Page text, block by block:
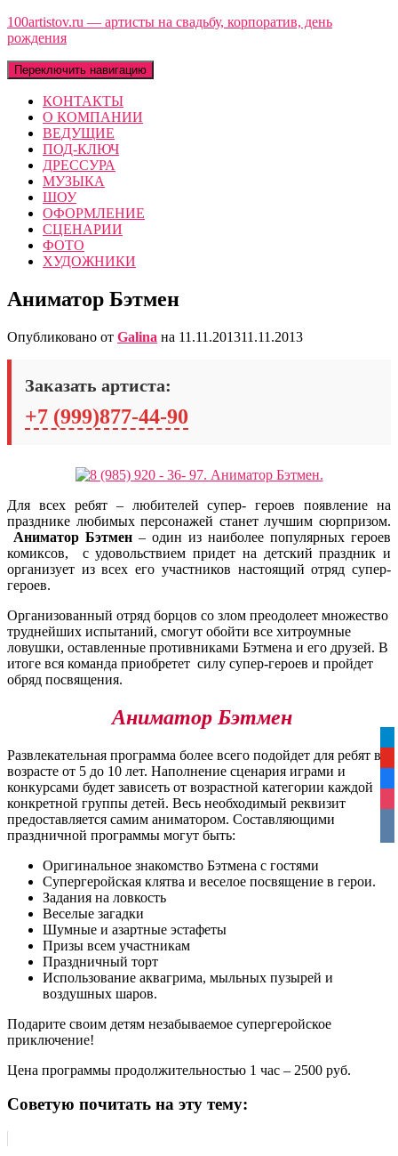
100artistov.ru — артисты на свадьбу, корпоратив, день
рождения
Переключить навигацию
КОНТАКТЫ
О КОМПАНИИ
ВЕДУЩИЕ
ПОД-КЛЮЧ
ДРЕССУРА
МУЗЫКА
ШОУ
ОФОРМЛЕНИЕ
СЦЕНАРИИ
ФОТО
ХУДОЖНИКИ
Аниматор Бэтмен
Опубликовано от Galina на 11.11.201311.11.2013
Заказать артиста:
+7 (999)877-44-90
Для всех ребят – любителей супер- героев
появление на
празднике любимых персонажей станет лучшим сюрпризом.
Аниматор Бэтмен – один из наиболее популярных героев
комиксов, с удовольствием придет на детский праздник и
организует из всех его участников настоящий отряд супер-
героев.
Организованный отряд борцов со злом преодолеет множество
труднейших испытаний, смогут обойти все хитроумные
ловушки, оставленные противниками Бэтмена и его друзей. В
итоге вся команда приобретет силу супер-героев и пройдет
обряд посвящения.
Аниматор Бэтмен
Развлекательная программа более всего подойдет для ребят в
возрасте от 5 до 10 лет. Наполнение сценария играми и
конкурсами будет зависеть от возрастной категории каждой
конкретной группы детей. Весь необходимый реквизит
предоставляется самим аниматором. Составляющими
праздничной программы могут быть:
Оригинальное знакомство Бэтмена с гостями
Супергеройская клятва и веселое посвящение в герои.
Задания на ловкость
Веселые загадки
Шумные и азартные эстафеты
Призы всем участникам
Праздничный торт
Использование аквагрима, мыльных пузырей и
воздушных шаров.
Подарите своим детям незабываемое супергеройское
приключение!
Цена программы продолжительностью 1 час – 2500 руб.
Советую почитать на эту тему: